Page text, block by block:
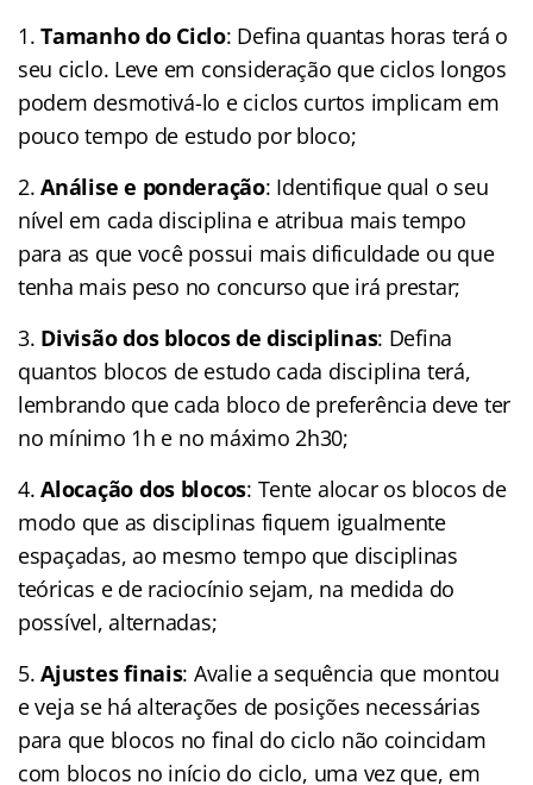
1.Tamanho do Ciclo: Defina quantas horas terá o
seu ciclo. Leve em consideração que ciclos longos
podem desmotivá-lo e ciclos curtos implicam em
pouco tempo de estudo por bloco;
2.Análise e ponderação: Identifique qual o seu
nível em cada disciplina e atribua mais tempo
para as que você possui mais dificuldade ou que
tenha mais peso no concurso que irá prestar;
3. Divisão dos blocos de disciplinas: Defina
quantos blocos de estudo cada disciplina terá,
lembrando que cada bloco de preferência deve ter
no mínimo 1h e no máximo 2h30;
4.Alocação dos blocos: Tente alocar os blocos de
modo que as disciplinas fiquem igualmente
espaçadas, ao mesmo tempo que disciplinas
teóricas e de raciocínio sejam, na medida do
possível, alternadas;
5.Ajustes finais: Avalie a sequência que montou
e veja se há alterações de posições necessárias
para que blocos no final do ciclo não coincidam
com blocos no início do ciclo, uma vez que, em